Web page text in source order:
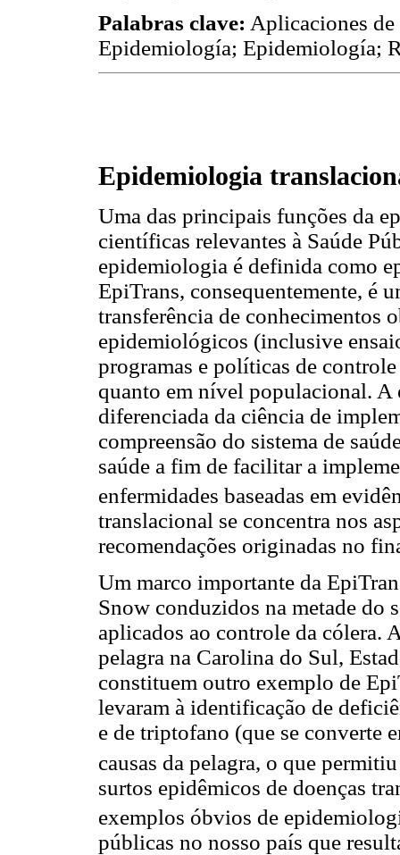
Palabras clave: Aplicaciones
Epidemiología; Epidemiología;
Epidemiologia
Uma das principais funções da
científicas relevantes à Saúde
epidemiologia é definida como
EpiTrans, consequentemente, é
transferência de conhecimentos
epidemiológicos (inclusive
programas e políticas de
quanto em nível populacional.
diferenciada da ciência de
compreensão do sistema de
saúde a fim de facilitar a
enfermidades baseadas em
translacional se concentra nos
recomendações originadas no
Um marco importante da
Snow conduzidos na metade do
aplicados ao controle da cólera.
pelagra na Carolina do Sul,
constituem outro exemplo de
levaram à identificação de
e de triptofano (que se converte
causas da pelagra, o que
surtos epidêmicos de doenças
exemplos óbvios de
públicas no nosso país que